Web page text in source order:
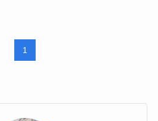
1